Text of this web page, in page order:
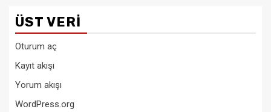
ÜST VERI
Oturum aç
Kayıt akışı
Yorum akışı
WordPress.org